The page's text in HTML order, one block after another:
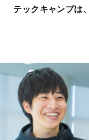
テックキャンプは